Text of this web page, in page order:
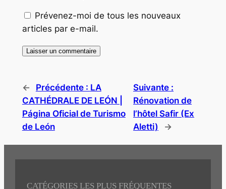
Prévenez-moi de tous les nouveaux
articles par e-mail.
← Précédente : LA
CATHÉDRALE DE LEÓN |
Página Oficial de Turismo
de León
Suivante :
Rénovation de
l’hôtel Safir (Ex
Aletti)
→
CATÉGORIES LES PLUS FRÉQUENTES